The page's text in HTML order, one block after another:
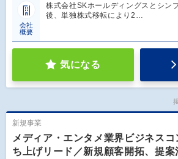
会社
概要
株式会社SKホールディングスとシン
後、単独株式移転により2…
気になる
新規事業
メディア・エンタメ業界ビジネス
ち上げリード／新規顧客開拓、提